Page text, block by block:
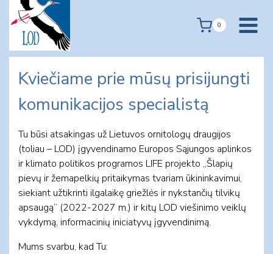
content
0
Kviečiame prie mūsų prisijungti
komunikacijos specialistą
Tu būsi atsakingas už Lietuvos ornitologų draugijos
(toliau – LOD) įgyvendinamo Europos Sąjungos aplinkos
ir klimato politikos programos LIFE projekto „Šlapių
pievų ir žemapelkių pritaikymas tvariam ūkininkavimui,
siekiant užtikrinti ilgalaikę griežlės ir nykstančių tilvikų
apsaugą” (2022-2027 m.) ir kitų LOD viešinimo veiklų
vykdymą, informacinių iniciatyvų įgyvendinimą.
Mums svarbu, kad Tu: